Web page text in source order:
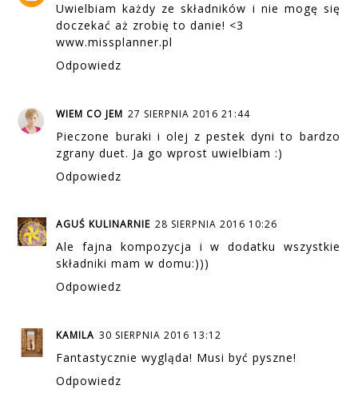
Uwielbiam każdy ze składników i nie mogę się
doczekać aż zrobię to danie! <3
www.missplanner.pl
Odpowiedz
WIEM CO JEM 27 SIERPNIA 2016 21:44
Pieczone buraki i olej z pestek dyni to bardzo
zgrany duet. Ja go wprost uwielbiam :)
Odpowiedz
AGUŚ KULINARNIE 28 SIERPNIA 2016 10:26
Ale fajna kompozycja i w dodatku wszystkie
składniki mam w domu:)))
Odpowiedz
KAMILA 30 SIERPNIA 2016 13:12
Fantastycznie wygląda! Musi być pyszne!
Odpowiedz